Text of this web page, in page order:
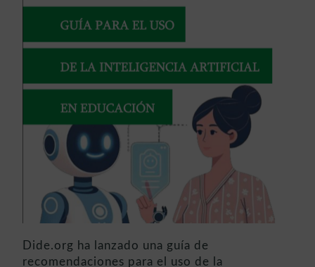
Dide.org ha lanzado una guía de
recomendaciones para el uso de la